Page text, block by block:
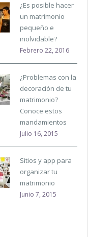
¿Es posible hacer
un matrimonio
pequeño e
inolvidable?
Febrero 22, 2016
¿Problemas con la
decoración de tu
matrimonio?
Conoce estos
mandamientos
Julio 16, 2015
Sitios y app para
organizar tu
matrimonio
Junio 7, 2015